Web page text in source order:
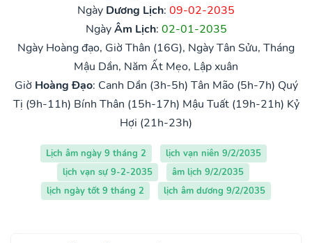
Ngày Dương Lịch: 09-02-2035
NgàyÂm Lịch: 02-01-2035
Ngày Hoàng đạo, Giờ Thân (16G), Ngày Tân Sửu, Tháng
Mậu Dần, Năm Ất Mẹo, Lập xuân
Giờ Hoàng Đạo: Canh Dần (3h-5h) Tân Mão (5h-7h) Quý
Tị (9h-11h) Bính Thân (15h-17h) Mậu Tuất (19h-21h) Kỷ
Hợi (21h-23h)
Lịch âm ngày 9 tháng 2
lịch vạn niên 9/2/2035
lịch vạn sự 9-2-2035
âm lịch 9/2/2035
lịch ngày tốt 9 tháng 2
lịch âm dương 9/2/2035